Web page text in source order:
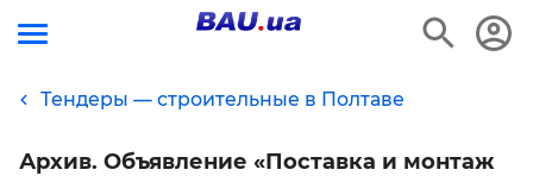
Тендеры — строительные в Полтаве
Архив. Объявление «Поставка и монтаж